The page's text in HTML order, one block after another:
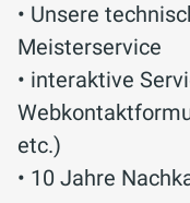
• Unsere
Meisterservice
• interaktive
etc.)
• 10 Jahre